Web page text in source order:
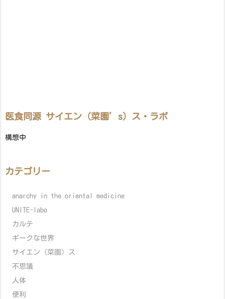
医食同源 サイエン（菜園’s）ス・ラボ
構想中
カテゴリー
anarchy in the oriental medicine
UNITE-labo
カルテ
ギークな世界
サイエン（菜園）ス
不思議
人体
便利